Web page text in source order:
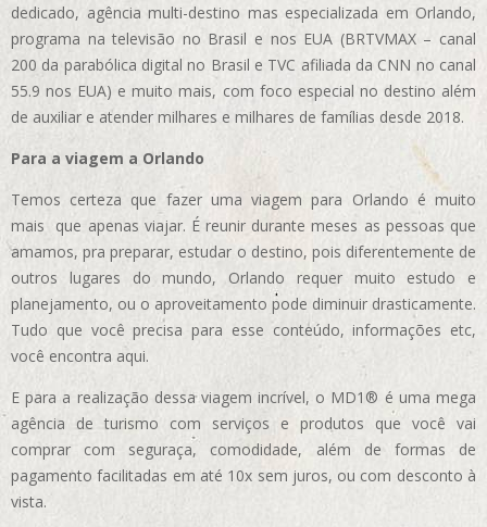
dedicado, agência multi-destino mas especializada em Orlando,
programa na televisão no Brasil e nos EUA (BRTVMAX – canal
200 da parabólica digital no Brasil e TVC afiliada da CNN no canal
55.9 nos EUA) e muito mais, com foco especial no destino além
de auxiliar e atender milhares e milhares de famílias desde 2018.
Para a viagem a Orlando
Temos certeza que fazer uma viagem para Orlando é muito
mais que apenas viajar. É reunir durante meses as pessoas que
amamos, pra preparar, estudar o destino, pois diferentemente de
outros lugares do mundo, Orlando requer muito estudo e
planejamento, ou o aproveitamento pode diminuir drasticamente.
Tudo que você precisa para esse conteúdo, informações etc,
você encontra aqui.
E para a realização dessa viagem incrível, o MD1® é uma mega
agência de turismo com serviços e produtos que você vai
comprar com seguraça, comodidade, além de formas de
pagamento facilitadas em até 10x sem juros, ou com desconto à
vista.